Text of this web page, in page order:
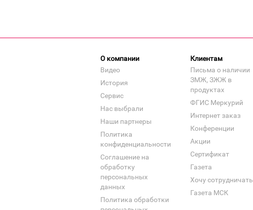
О компании
Видео
История
Сервис
Нас выбрали
Наши партнеры
Политика
конфиденциальности
Соглашение на
обработку
персональных
данных
Политика обработки
Клиентам
Письма о наличии
ЗМЖ, ЗЖЖ в
продуктах
ФГИС Меркурий
Интернет заказ
Конференции
Акции
Сертификат
Газета
Хочу сотрудничать
Газета МСК